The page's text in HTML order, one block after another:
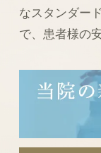
なスタンダー
で、患者様の